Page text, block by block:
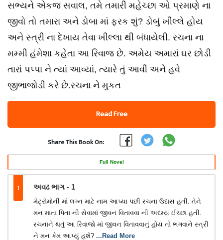
સભ્યને એકજ સવાલ, તમે તમારી મહેચ્છા ઓ પ્રમાણે ના
જીવો તો તમારા અને ડોબા માં ફરક શું? ડોબું ખીલ્લે હોય
અને સ્ત્રી ના દેખાય તેવા ખીલ્લા થી બંધાયેલી. રચના ના
મમ્મી હંમેશા કહેતા આ રિવાજ છે. અમેય અમારાં ઘર છોડી
તારાં પપ્પા ને ત્યાં આવ્યાં, ત્યારે તું આવી અને હવે
જીભાજોડી કરે છે.રચના ને મુકત
Read Free
Share This Book On:
Full Novel
1 અવઢ ભાગ - 1
મેટ્રોમોની માં લગ્ન માટે નામ આપ્યા પછી રચના ઉદાસ હતી. તેને
મન માતા પિતા ની સેવામાં જીવન વિતાવવા ની અદમ્ય ઈચ્છા હતી.
રચનાને થતું આ રિવાજો માં જીવન વિતાવવાનું હોય તો ભગવાને સ્ત્રી
ને મન કેમ આપ્યું હશે? ...Read More